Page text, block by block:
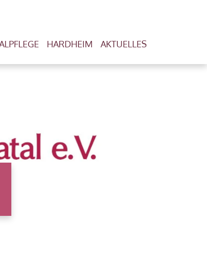
HARDHEIM AKTUELLES